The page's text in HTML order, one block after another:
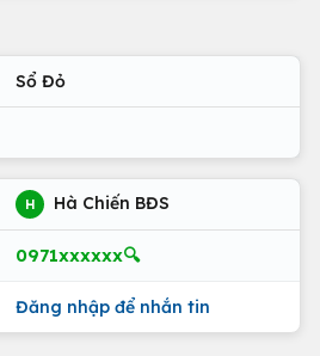
Sổ Đỏ
H Hà Chiến BĐS
0971xxxxxx🔍
Đăng nhập để nhắn tin